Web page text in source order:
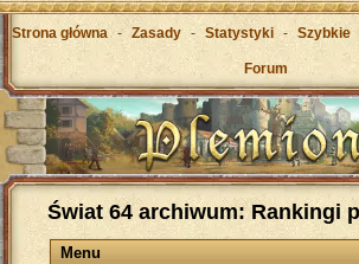
Strona główna - Zasady - Statystyki - Szybkie
Forum
Świat 64 archiwum: Rankingi
Menu